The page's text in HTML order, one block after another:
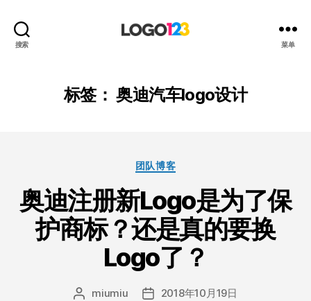
搜索
设
计
菜单
标签：奥迪汽车logo设计
分
团队博客
奥迪注册新Logo是为了保
护商标？还是真的要换
Logo了？
文 miumiu
发 2018年10月19日